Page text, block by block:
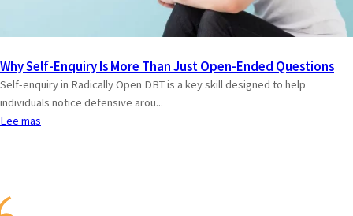
Why Self-Enquiry Is More Than Just Open-Ended Questions
Self-enquiry in Radically Open DBT is a key skill designed to help
individuals notice defensive arou...
Lee mas